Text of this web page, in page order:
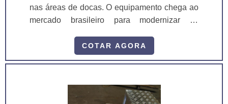
nas áreas de docas. O equipamento chega ao
mercado brasileiro para modernizar os
simples, ele orienta de forma automática a
parada do caminhão na doca.O equipamento
por uma chave seletora possibilitando a troca
do sistema entre o funcionamento manual,
COTAR AGORA